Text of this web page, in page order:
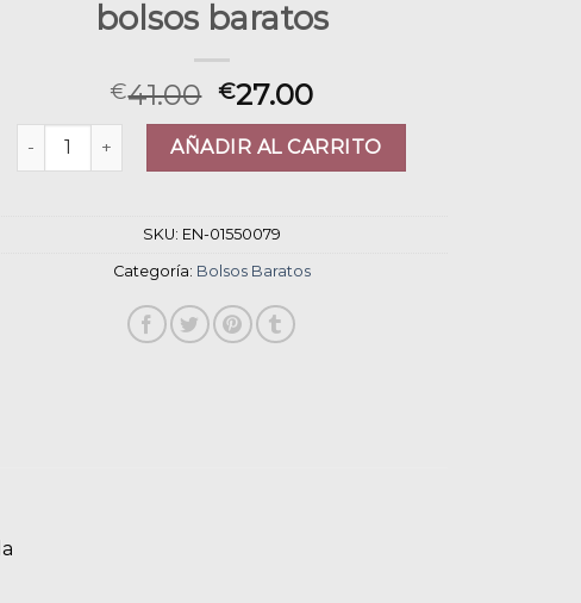
bolsos baratos
€41.00 €27.00
bolsos baratos cantidadAÑADIR AL CARRITO
SKU: EN-01550079
Categoría: Bolsos Baratos